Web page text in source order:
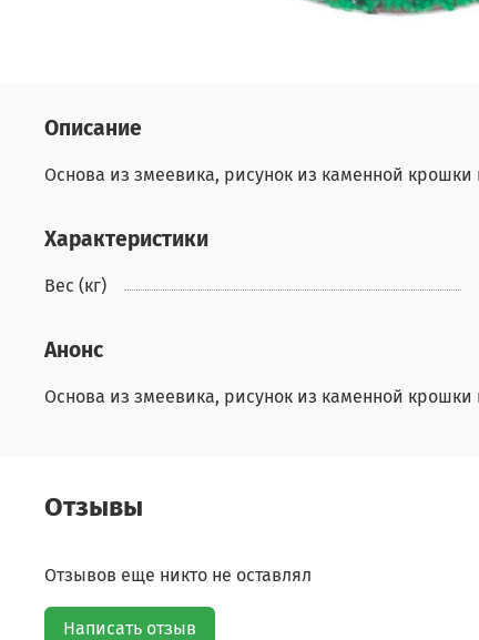
Описание
Основа из змеевика, рисунок из каменной
Характеристики
Вес (кг)
Анонс
Основа из змеевика, рисунок из каменной
Отзывы
Отзывов еще никто не оставлял
Написать отзыв